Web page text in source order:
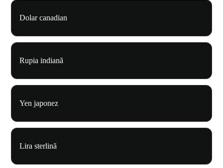
Dolar canadian
Rupia indiană
Yen japonez
Lira sterlină